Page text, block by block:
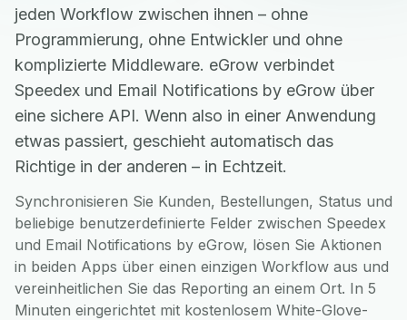
jeden Workflow zwischen ihnen – ohne
Programmierung, ohne Entwickler und ohne
komplizierte Middleware. eGrow verbindet
Speedex und Email Notifications by eGrow über
eine sichere API. Wenn also in einer Anwendung
etwas passiert, geschieht automatisch das
Richtige in der anderen – in Echtzeit.
Synchronisieren Sie Kunden, Bestellungen, Status und
beliebige benutzerdefinierte Felder zwischen Speedex
und Email Notifications by eGrow, lösen Sie Aktionen
in beiden Apps über einen einzigen Workflow aus und
vereinheitlichen Sie das Reporting an einem Ort. In 5
Minuten eingerichtet mit kostenlosem White-Glove-